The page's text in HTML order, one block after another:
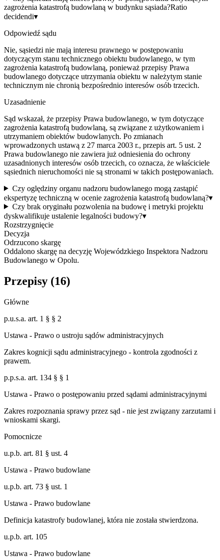
zagrożenia katastrofą budowlaną w budynku sąsiada?Ratio
decidendi▾
Odpowiedź sądu
Nie, sąsiedzi nie mają interesu prawnego w postępowaniu
dotyczącym stanu technicznego obiektu budowlanego, w tym
zagrożenia katastrofą budowlaną, ponieważ przepisy Prawa
budowlanego dotyczące utrzymania obiektu w należytym stanie
technicznym nie chronią bezpośrednio interesów osób trzecich.
Uzasadnienie
Sąd wskazał, że przepisy Prawa budowlanego, w tym dotyczące
zagrożenia katastrofą budowlaną, są związane z użytkowaniem i
utrzymaniem obiektów budowlanych. Po zmianach
wprowadzonych ustawą z 27 marca 2003 r., przepis art. 5 ust. 2
Prawa budowlanego nie zawiera już odniesienia do ochrony
uzasadnionych interesów osób trzecich, co oznacza, że właściciele
sąsiednich nieruchomości nie są stronami w takich postępowaniach.
Czy oględziny organu nadzoru budowlanego mogą zastąpić
ekspertyzę techniczną w ocenie zagrożenia katastrofą budowlaną?▾
Czy brak oryginału pozwolenia na budowę i metryki projektu
dyskwalifikuje ustalenie legalności budowy?▾
Rozstrzygnięcie
Decyzja
Odrzucono skargę
Oddalono skargę na decyzję Wojewódzkiego Inspektora Nadzoru
Budowlanego w Opolu.
Przepisy (16)
Główne
p.u.s.a. art. 1 § § 2
Ustawa - Prawo o ustroju sądów administracyjnych
Zakres kognicji sądu administracyjnego - kontrola zgodności z
prawem.
p.p.s.a. art. 134 § § 1
Ustawa - Prawo o postępowaniu przed sądami administracyjnymi
Zakres rozpoznania sprawy przez sąd - nie jest związany zarzutami i
wnioskami skargi.
Pomocnicze
u.p.b. art. 81 § ust. 4
Ustawa - Prawo budowlane
u.p.b. art. 73 § ust. 1
Ustawa - Prawo budowlane
Definicja katastrofy budowlanej, która nie została stwierdzona.
u.p.b. art. 105
Ustawa - Prawo budowlane